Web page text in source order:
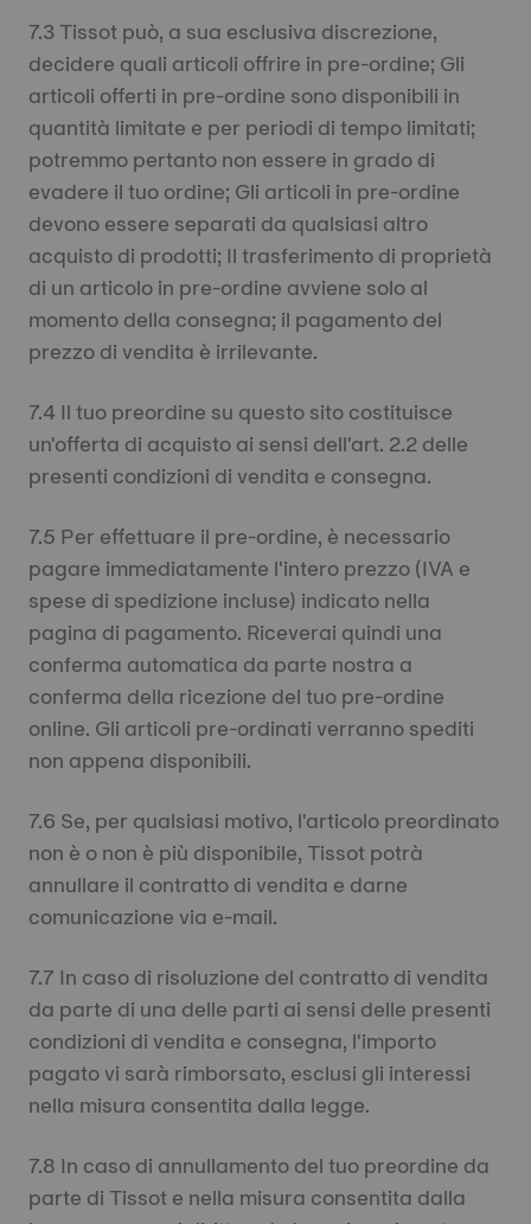
7.3 Tissot può, a sua esclusiva discrezione,
decidere quali articoli offrire in pre-ordine; Gli
articoli offerti in pre-ordine sono disponibili in
quantità limitate e per periodi di tempo limitati;
potremmo pertanto non essere in grado di
evadere il tuo ordine; Gli articoli in pre-ordine
devono essere separati da qualsiasi altro
acquisto di prodotti; Il trasferimento di proprietà
di un articolo in pre-ordine avviene solo al
momento della consegna; il pagamento del
prezzo di vendita è irrilevante.
7.4 Il tuo preordine su questo sito costituisce
un'offerta di acquisto ai sensi dell'art. 2.2 delle
presenti condizioni di vendita e consegna.
7.5 Per effettuare il pre-ordine, è necessario
pagare immediatamente l'intero prezzo (IVA e
spese di spedizione incluse) indicato nella
pagina di pagamento. Riceverai quindi una
conferma automatica da parte nostra a
conferma della ricezione del tuo pre-ordine
online. Gli articoli pre-ordinati verranno spediti
non appena disponibili.
7.6 Se, per qualsiasi motivo, l'articolo preordinato
non è o non è più disponibile, Tissot potrà
annullare il contratto di vendita e darne
comunicazione via e-mail.
7.7 In caso di risoluzione del contratto di vendita
da parte di una delle parti ai sensi delle presenti
condizioni di vendita e consegna, l'importo
pagato vi sarà rimborsato, esclusi gli interessi
nella misura consentita dalla legge.
7.8 In caso di annullamento del tuo preordine da
parte di Tissot e nella misura consentita dalla